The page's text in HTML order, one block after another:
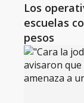
Los
escuelas
pesos